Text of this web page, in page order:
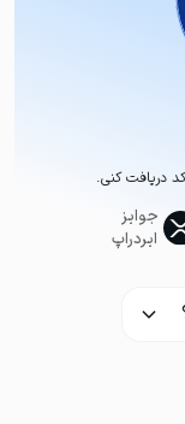
کد دریافت کنی.
جوایز
ایردراپ